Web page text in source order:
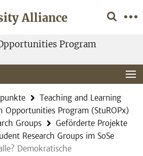
Alliance
Program
Teaching and Learning
Opportunities Program (StuROPx)
Groups
Geförderte Projekte
Research Groups im SoSe
Demokratische